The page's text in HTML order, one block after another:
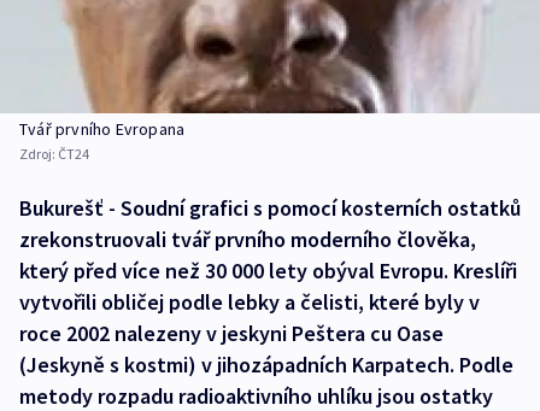
Tvář prvního Evropana
Zdroj: ČT24
Bukurešť - Soudní grafici s pomocí kosterních ostatků
zrekonstruovali tvář prvního moderního člověka,
který před více než 30 000 lety obýval Evropu. Kreslíři
vytvořili obličej podle lebky a čelisti, které byly v
roce 2002 nalezeny v jeskyni Peštera cu Oase
(Jeskyně s kostmi) v jihozápadních Karpatech. Podle
metody rozpadu radioaktivního uhlíku jsou ostatky